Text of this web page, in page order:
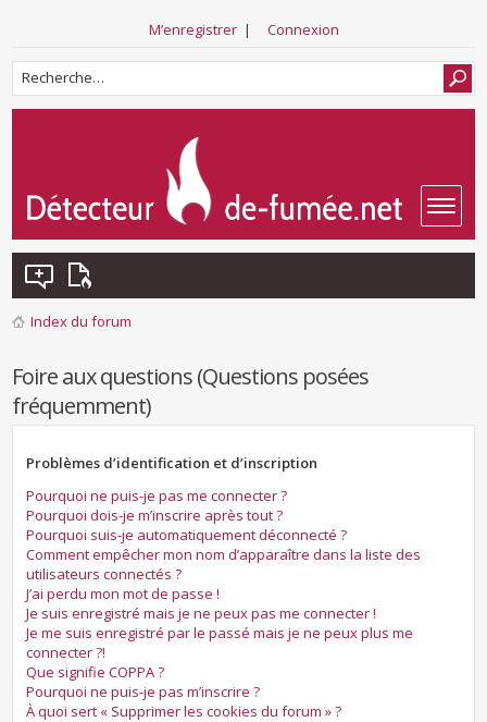
M’enregistrer| Connexion
Index du forum
Foire aux questions (Questions posées
fréquemment)
Problèmes d’identification et d’inscription
Pourquoi ne puis-je pas me connecter ?
Pourquoi dois-je m’inscrire après tout ?
Pourquoi suis-je automatiquement déconnecté ?
Comment empêcher mon nom d’apparaître dans la liste des
utilisateurs connectés ?
J’ai perdu mon mot de passe !
Je suis enregistré mais je ne peux pas me connecter !
Je me suis enregistré par le passé mais je ne peux plus me
connecter ?!
Que signifie COPPA ?
Pourquoi ne puis-je pas m’inscrire ?
À quoi sert « Supprimer les cookies du forum » ?